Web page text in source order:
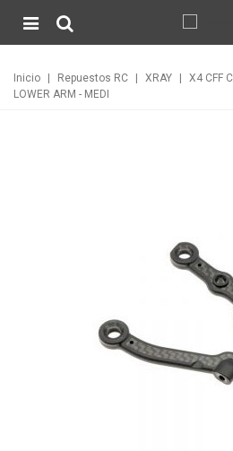
Inicio Repuestos RC XRAY
X4 CFF
LOWER ARM - MEDI